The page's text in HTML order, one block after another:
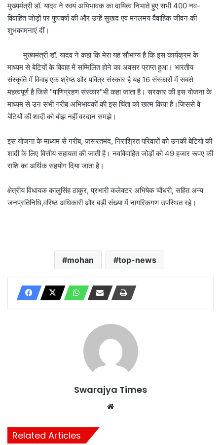
मुख्यमंत्री डॉ. यादव ने स्वयं अभिभावक का दायित्व निभाते हुए सभी 400 नव-
विवाहित जोड़ों पर पुष्पवर्षा की और उन्हें सुखद एवं मंगलमय वैवाहिक जीवन की
शुभकामनाएं दीं।
मुख्यमंत्री डॉ. यादव ने कहा कि मेरा यह सौभाग्य है कि इस कार्यक्रम के
माध्यम से बेटियों के विवाह में सम्मिलित होने का अवसर प्राप्त हुआ। भारतीय
संस्कृति में विवाह एक श्रेष्ठ और पवित्र संस्कार है यह 16 संस्कारों में सबसे
महत्वपूर्ण है जिसे "पाणिग्रहण संस्कार"भी कहा जाता है। सरकार की इस योजना के
माध्यम से उन सभी गरीब अभिभावकों की इस चिंता को खत्म किया है।जिससे वे
बेटियों की शादी को बोझ नहीं वरदान समझे।
इस योजना के माध्यम से गरीब, जरूरतमंद, निराश्रित परिवारों को उनकी बेटियों की
शादी के लिए वित्तीय सहायता की जाती है। नवविवाहित जोड़ों को 49 हजार रूपए की
राशि का अर्थिक सहयोग दिया जाता है।
क्षेत्रीय विधायक कालुसिंह ठाकुर, प्रभारी कलेक्टर अभिषेक चौधरी, सहित अन्य
जनप्रतिनिधि,वरिष्ठ अधिकारी और बड़ी संख्या में नागरिकगण उपस्थित रहे।
mohan top-news
Swarajya Times
Related Articles